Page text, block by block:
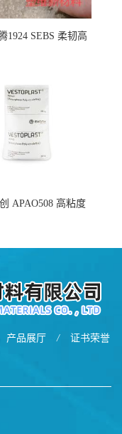
1924 SEBS 柔韧高
APAO508 高粘度
产品展厅 / 证书荣誉